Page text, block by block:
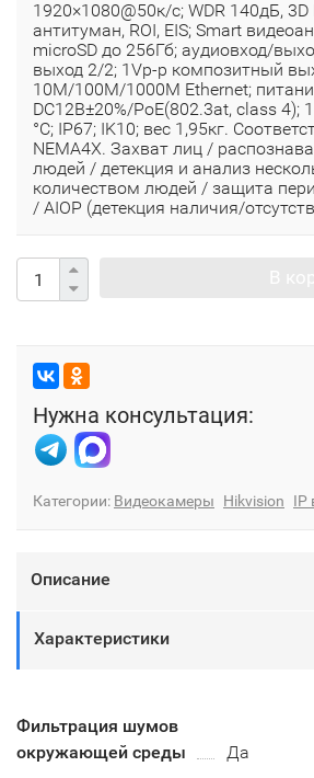
1920×1080@50к/с; WDR 140дБ, 3D
антитуман, ROI, EIS; Smart
microSD до 256Гб; аудиовход/
выход 2/2; 1Vp-p композитный
10M/100M/1000M Ethernet;
DC12В±20%/PoE(802.3at, class 4);
°C; IP67; IK10; вес 1,95кг.
NEMA4X. Захват лиц /
людей / детекция и анализ
количеством людей / защита
/ AIOP (детекция наличия/
Нужна консультация:
Категории: Видеокамеры Hikvision IP
Описание
Характеристики
Фильтрация шумов
окружающей среды
Да